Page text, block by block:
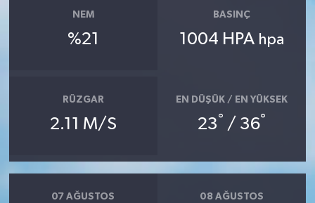
NEM
%21
BASINÇ
1004 HPA hpa
RÜZGAR
2.11 M/S
EN DÜŞÜK / EN YÜKSEK
23° / 36°
07 AĞUSTOS 08 AĞUSTOS